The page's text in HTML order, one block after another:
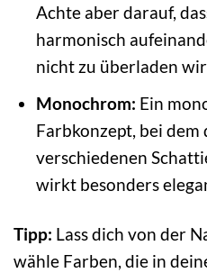
Achte aber darauf,
harmonisch
nicht zu überladen
Monochrom: Ein
Farbkonzept, bei
verschiedenen
wirkt besonders
Tipp: Lass dich von der
wähle Farben, die in